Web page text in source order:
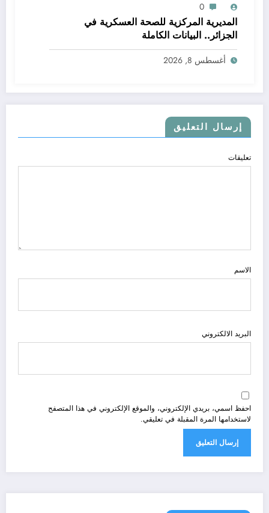
0
المديرية المركزية للصحة العسكرية في
الجزائر.. البيانات الكاملة
أغسطس 8, 2026
إرسال التعليق
تعليقات
الاسم
البريد الالكتروني
احفظ اسمي، بريدي الإلكتروني، والموقع الإلكتروني في هذا المتصفح
لاستخدامها المرة المقبلة في تعليقي.